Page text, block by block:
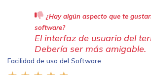
¿Hay algún aspecto que te
software?
El interfaz de usuario del
Debería ser más amigable.
Facilidad de uso del Software